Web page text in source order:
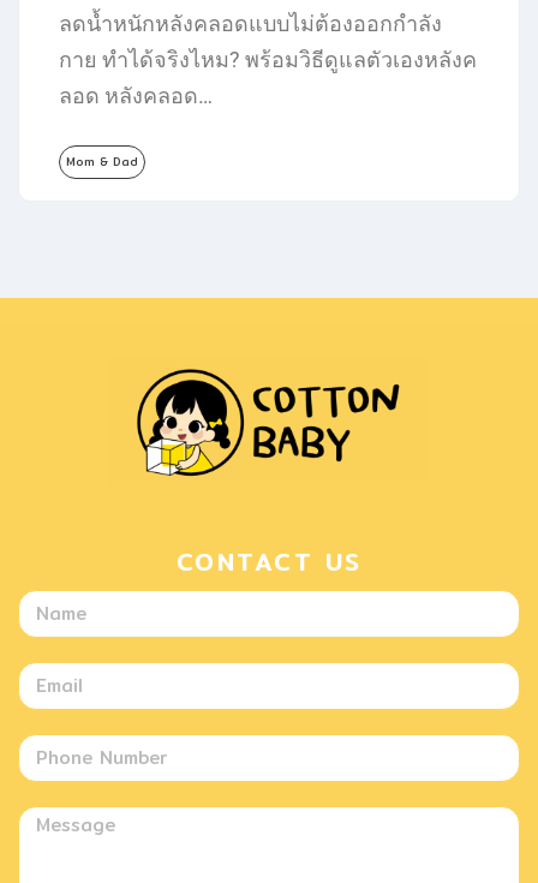
ลดน้ำหนักหลังคลอดแบบไม่ต้องออกกำลัง
กาย ทำได้จริงไหม? พร้อมวิธีดูแลตัวเองหลังค
ลอด หลังคลอด…
Mom & Dad
CONTACT US